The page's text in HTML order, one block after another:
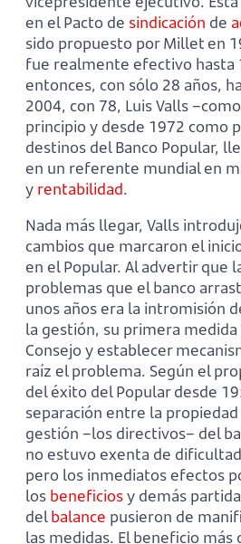
en el Pacto de sindicación de
sido propuesto por Millet en
fue realmente efectivo hasta
entonces, con sólo 28 años,
2004, con 78, Luis Valls
principio y desde 1972 como
destinos del Banco Popular,
en un referente mundial en
y rentabilidad.
Nada más llegar, Valls
cambios que marcaron el
en el Popular. Al advertir que
problemas que el banco
unos años era la intromisión
la gestión, su primera
Consejo y establecer
raíz el problema. Según el
del éxito del Popular desde
separación entre la propiedad
gestión –los directivos– del
no estuvo exenta de
pero los inmediatos efectos
los beneficiosy demás
delbalance pusieron de
las medidas. El beneficio más